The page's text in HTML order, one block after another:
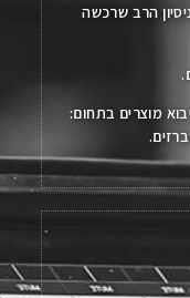
הרב שרכשה
מוצרים בתחום: